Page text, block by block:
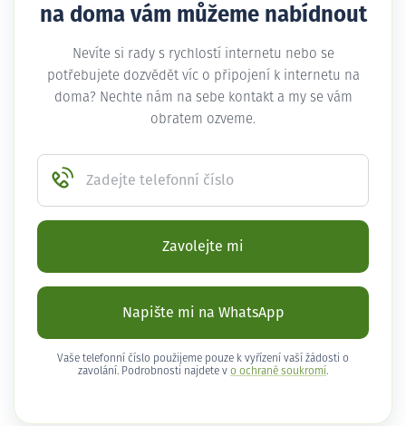
na doma vám můžeme nabídnout
Nevíte si rady s rychlostí internetu nebo se
potřebujete dozvědět víc o připojení k internetu na
doma? Nechte nám na sebe kontakt a my se vám
obratem ozveme.
Zadejte telefonní číslo
Zavolejte mi
Napište mi na WhatsApp
Vaše telefonní číslo použijeme pouze k vyřízení vaší žádosti o
zavolání. Podrobnosti najdete v o ochraně soukromí .